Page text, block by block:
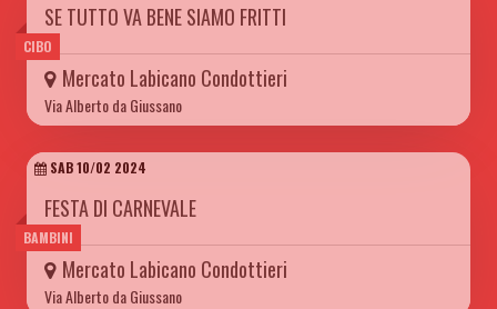
CIBO
SE TUTTO VA BENE SIAMO FRITTI
Mercato Labicano Condottieri
Via Alberto da Giussano
BAMBINI
SAB 10/02 2024
FESTA DI CARNEVALE
Mercato Labicano Condottieri
Via Alberto da Giussano